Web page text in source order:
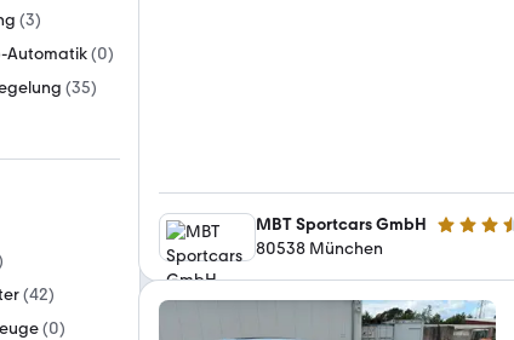
(3)
Automatik(0)
(35)
(42)
(0)
MBT Sportcars GmbH 3.6 Sterne
80538 München